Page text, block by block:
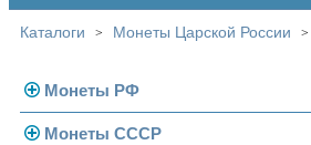
Каталоги > Монеты Царской России >
Монеты РФ
Современная Россия
Монеты СССР